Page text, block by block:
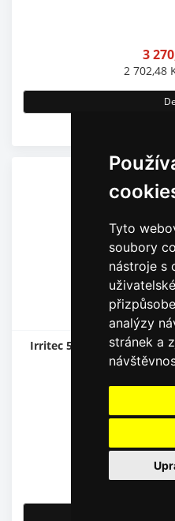
Tyto
soubory
nástroje s
analýzy
stránek a
3
2 702,48
Irritec 5,5 x 3,0 mm - soft
Typ:
110,74